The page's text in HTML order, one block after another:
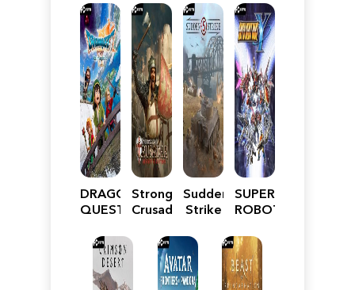
DRAGON
QUEST
Reimagined
Stronghold
Crusader:
Edition
Sudden
Strike
SUPER
ROBOT
Y